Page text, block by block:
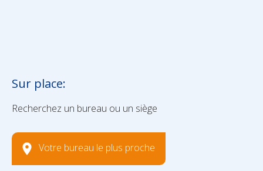
Sur place:
Recherchez un bureau ou un siège
Votre bureau le plus proche